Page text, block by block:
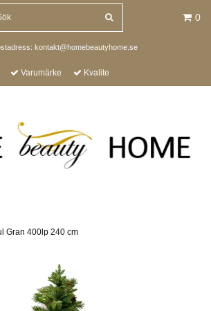
0
kontakt@homebeautyhome.se
Varumärke Kvalite
Gran 400lp 240 cm